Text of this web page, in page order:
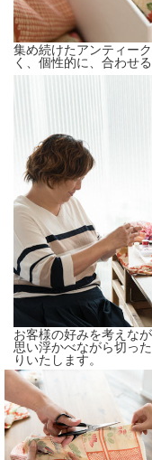
集め続けたアンティー
く、個性的に、合わせ
お客様の好みを考えな
思い浮かべながら切っ
りいたします。